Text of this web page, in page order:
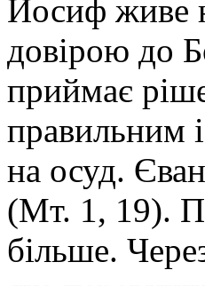
Йосиф живе
довірою до
приймає
правильним
на осуд.
(Мт. 1, 19).
більше.